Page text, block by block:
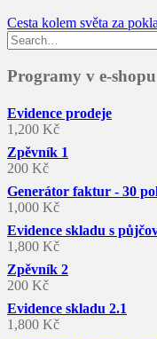
Navigace
pro
příspěvek
Cesta kolem světa za
Search
for:
Programy v e-shopu
Evidence prodeje
1,200 Kč
Zpěvník 1
200 Kč
Generátor faktur - 30
1,000 Kč
Evidence skladu s
1,800 Kč
Zpěvník 2
200 Kč
Evidence skladu 2.1
1,800 Kč